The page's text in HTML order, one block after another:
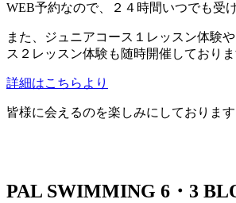
WEB予約なので、２４時間いつでも受
また、ジュニアコース１レッスン体験
ス２レッスン体験も随時開催しておりま
詳細はこちらより
皆様に会えるのを楽しみにしております
PAL SWIMMING 6・3